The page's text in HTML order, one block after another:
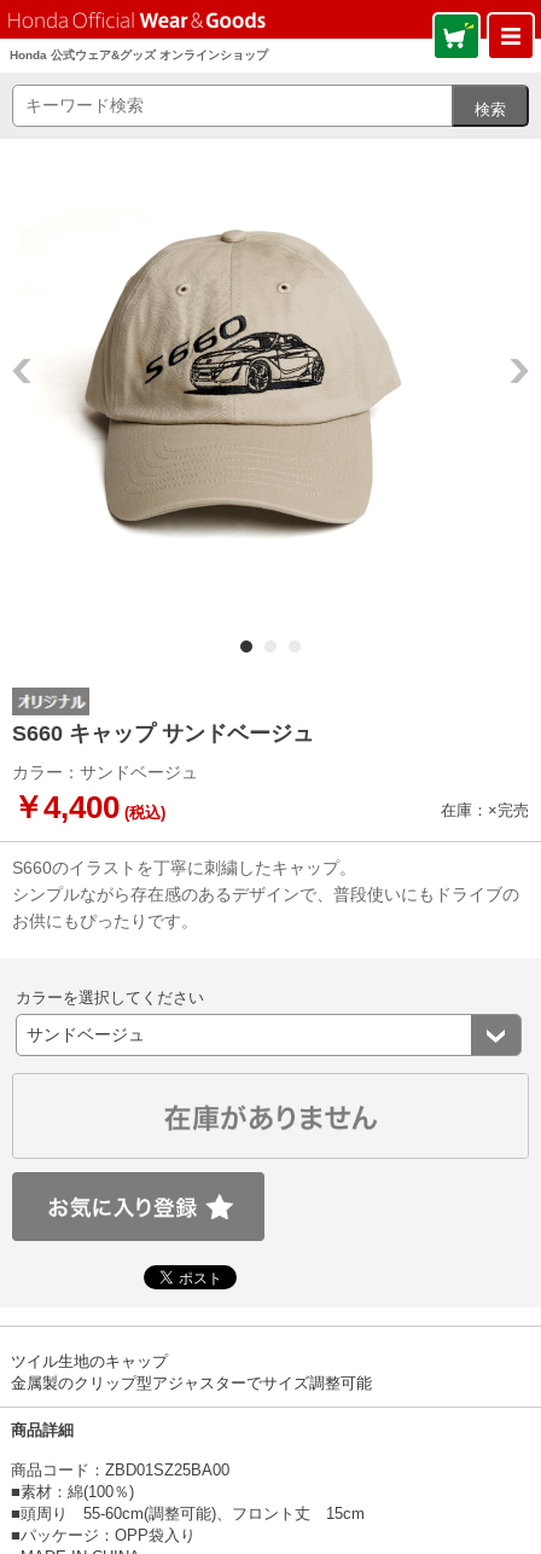
Honda 公式ウェア&グッズ オンラインショップ
S660 キャップ サンドベージュ
カラー：サンドベージュ
￥4,400 (税込) 在庫：×完売
S660のイラストを丁寧に刺繍したキャップ。
シンプルながら存在感のあるデザインで、普段使いにもドライブの
お供にもぴったりです。
カラーを選択してください
ツイル生地のキャップ
金属製のクリップ型アジャスターでサイズ調整可能
商品詳細
商品コード：ZBD01SZ25BA00
■素材：綿(100％)
■頭周り 55-60cm(調整可能)、フロント丈 15cm
■パッケージ：OPP袋入り